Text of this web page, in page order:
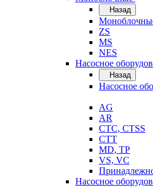
Назад
ZS
MS
NES
Насосное
Назад
Насосное
AG
AR
CTC, CTSS
CTT
MD, TP
VS, VC
Насосное